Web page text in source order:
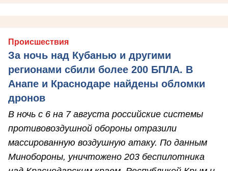
Происшествия
За ночь над Кубанью и другими
регионами сбили более 200 БПЛА. В
Анапе и Краснодаре найдены обломки
дронов
В ночь с 6 на 7 августа российские системы
противовоздушной обороны отразили
массированную воздушную атаку. По данным
Минобороны, уничтожено 203 беспилотника